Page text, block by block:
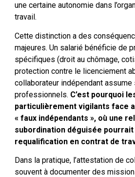
une certaine autonomie dans
travail.
Cette distinction a des
majeures. Un salarié bénéficie de
spécifiques (droit au chômage,
protection contre le licenciement
collaborateur indépendant
professionnels. C’est pourquoi
particulièrement vigilants face
« faux indépendants », où une
subordination déguisée pourrait
requalification en contrat de
Dans la pratique, l’attestation de
souvent à documenter des